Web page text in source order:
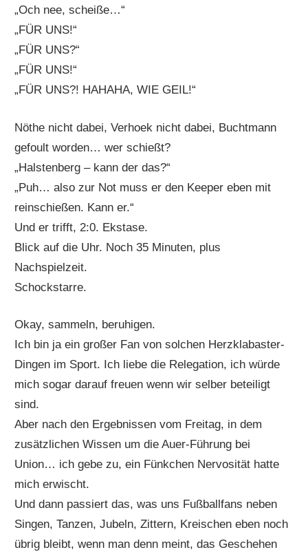
„Och nee, scheiße…“
„FÜR UNS!“
„FÜR UNS?“
„FÜR UNS!“
„FÜR UNS?! HAHAHA, WIE GEIL!“
Nöthe nicht dabei, Verhoek nicht dabei, Buchtmann
gefoult worden… wer schießt?
„Halstenberg – kann der das?“
„Puh… also zur Not muss er den Keeper eben mit
reinschießen. Kann er.“
Und er trifft, 2:0. Ekstase.
Blick auf die Uhr. Noch 35 Minuten, plus
Nachspielzeit.
Schockstarre.
Okay, sammeln, beruhigen.
Ich bin ja ein großer Fan von solchen Herzklabaster-
Dingen im Sport. Ich liebe die Relegation, ich würde
mich sogar darauf freuen wenn wir selber beteiligt
sind.
Aber nach den Ergebnissen vom Freitag, in dem
zusätzlichen Wissen um die Auer-Führung bei
Union… ich gebe zu, ein Fünkchen Nervosität hatte
mich erwischt.
Und dann passiert das, was uns Fußballfans neben
Singen, Tanzen, Jubeln, Zittern, Kreischen eben noch
übrig bleibt, wenn man denn meint, das Geschehen